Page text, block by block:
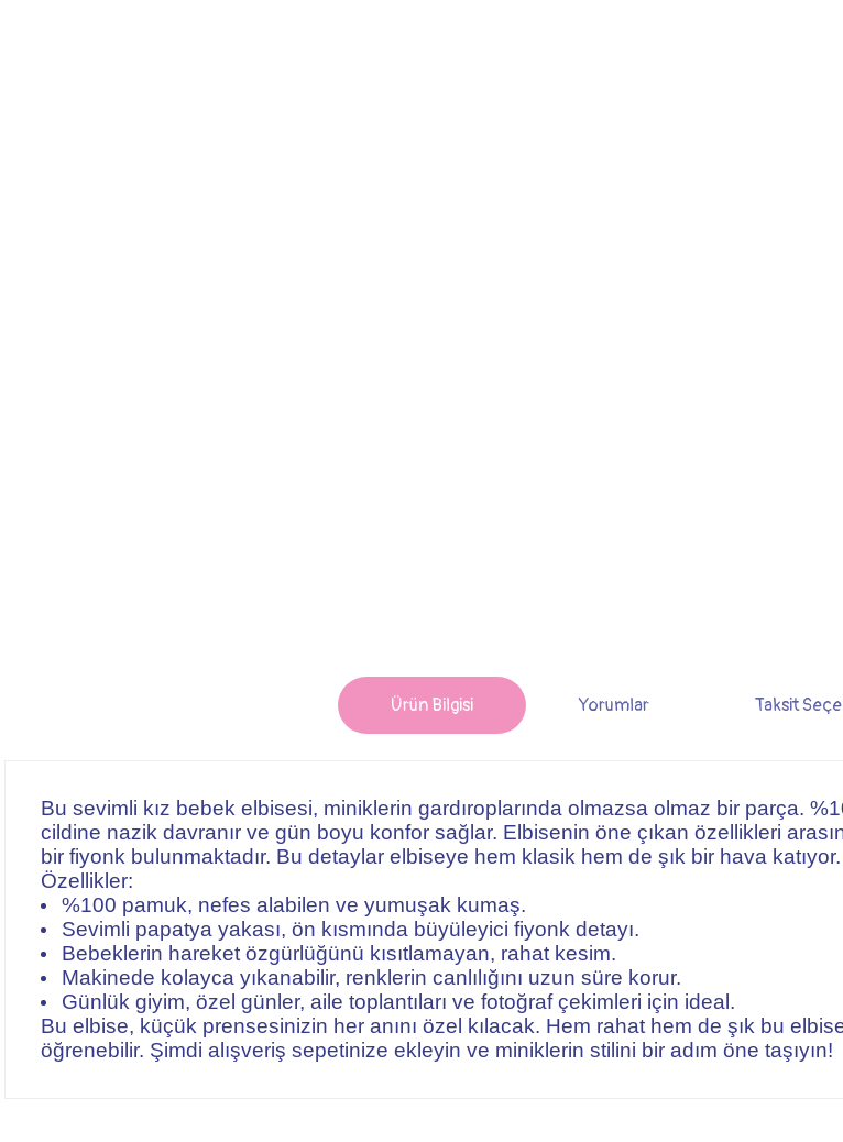
Ürün Bilgisi Yorumlar Taksit
Bu sevimli kız bebek elbisesi, miniklerin gardıroplarında olmazsa olmaz bir parça.
cildine nazik davranır ve gün boyu konfor sağlar. Elbisenin öne çıkan özellikleri
bir fiyonk bulunmaktadır. Bu detaylar elbiseye hem klasik hem de şık bir hava katıyor.
Özellikler:
%100 pamuk, nefes alabilen ve yumuşak kumaş.
Sevimli papatya yakası, ön kısmında büyüleyici fiyonk detayı.
Bebeklerin hareket özgürlüğünü kısıtlamayan, rahat kesim.
Makinede kolayca yıkanabilir, renklerin canlılığını uzun süre korur.
Günlük giyim, özel günler, aile toplantıları ve fotoğraf çekimleri için ideal.
Bu elbise, küçük prensesinizin her anını özel kılacak. Hem rahat hem de şık bu
öğrenebilir. Şimdi alışveriş sepetinize ekleyin ve miniklerin stilini bir adım öne taşıyın!